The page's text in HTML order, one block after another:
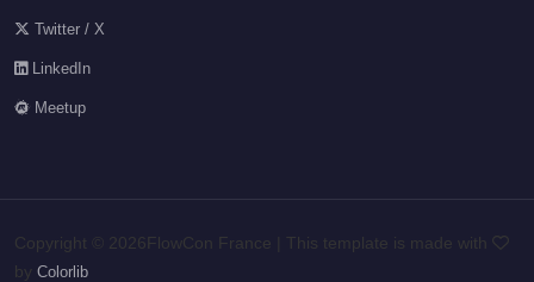
Twitter / X
LinkedIn
Meetup
Copyright ©
2026FlowCon France | This template is made with
by Colorlib